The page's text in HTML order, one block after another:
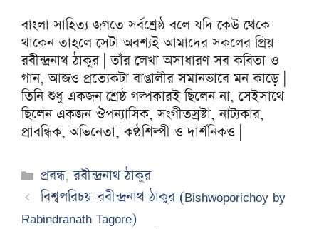
বাংলা সাহিত্য জগতে সর্বশ্রেষ্ঠ বলে যদি কেউ থেকে
থাকেন তাহলে সেটা অবশ্যই আমাদের সকলের প্রিয়
রবীন্দ্রনাথ ঠাকুর | তাঁর লেখা অসাধারণ সব কবিতা ও
গান, আজও প্রত্যেকটা বাঙালীর সমানভাবে মন কাড়ে |
তিনি শুধু একজন শ্রেষ্ঠ গল্পকারই ছিলেন না, সেইসাথে
ছিলেন একজন ঔপন্যাসিক, সংগীতস্রষ্টা, নাট্যকার,
প্রাবন্ধিক, অভিনেতা, কণ্ঠশিল্পী ও দার্শনিকও |
Categories
প্রবন্ধ,রবীন্দ্রনাথ ঠাকুর
বিশ্বপরিচয়-রবীন্দ্রনাথ ঠাকুর (Bishwoporichoy by
Rabindranath Tagore)